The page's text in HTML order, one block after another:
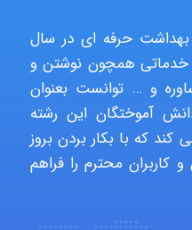
Niloofar
USER124
حرفه ای در سال
خدماتی همچون نوشتن و
و … توانست بعنوان
آموختگان این رشته
که با بکار بردن بروز
کاربران محترم را فراهم